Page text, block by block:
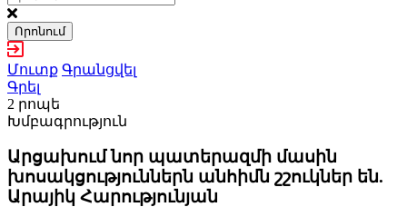
Որոնում
Մուտք Գրանցվել
Գրել
2 րոպե
Խմբագրություն
Արցախում նոր պատերազմի մասին
խոսակցություններն անհիմն շշուկներ են.
Արայիկ Հարությունյան